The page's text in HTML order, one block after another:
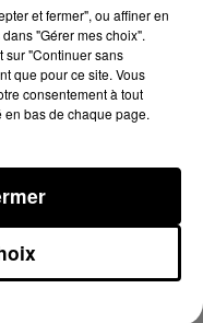
DU 22/01/2025 À
et fermer", ou affiner en
"Gérer mes choix".
sur "Continuer sans
que pour ce site. Vous
consentement à tout
bas de chaque page.